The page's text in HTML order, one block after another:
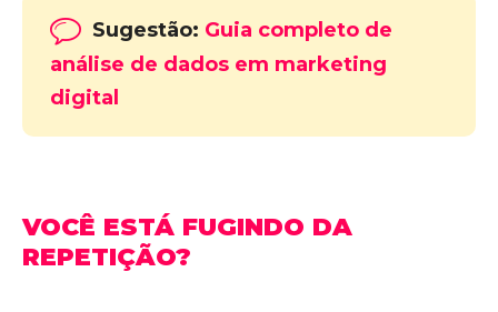
Sugestão: Guia completo de
análise de dados em marketing
digital
VOCÊ ESTÁ FUGINDO DA
REPETIÇÃO?